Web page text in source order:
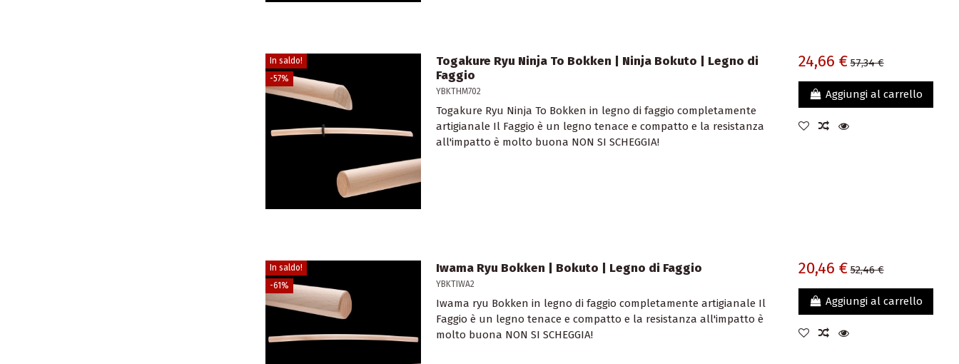
In saldo!
-57%
Togakure Ryu Ninja To Bokken | Ninja Bokuto | Legno di
Faggio
YBKTHM702
Togakure Ryu Ninja To Bokken in legno di faggio completamente
artigianale Il Faggio è un legno tenace e compatto e la resistanza
all'impatto è molto buona NON SI SCHEGGIA!
24,66 € 57,34 €
Aggiungi al carrello
In saldo!
-61%
Iwama Ryu Bokken | Bokuto | Legno di Faggio
YBKTIWA2
Iwama ryu Bokken in legno di faggio completamente artigianale Il
Faggio è un legno tenace e compatto e la resistanza all'impatto è
molto buona NON SI SCHEGGIA!
20,46 € 52,46 €
Aggiungi al carrello